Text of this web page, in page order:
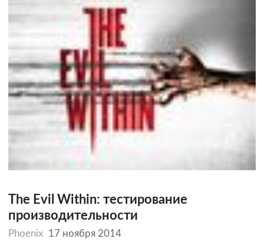
The Evil Within: тестирование
производительности
Phoenix 17 ноября 2014